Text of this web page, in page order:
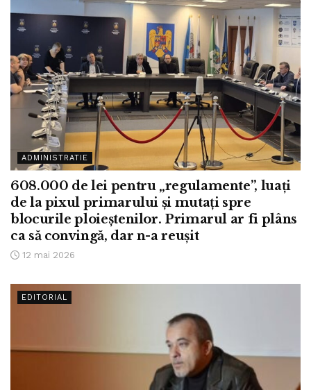
ADMINISTRATIE
608.000 de lei pentru „regulamente”, luați
de la pixul primarului și mutați spre
blocurile ploieștenilor. Primarul ar fi plâns
ca să convingă, dar n-a reușit
12 mai 2026
EDITORIAL